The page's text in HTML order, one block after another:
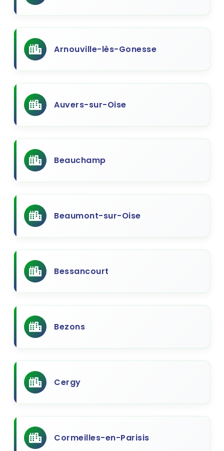
Arnouville-lès-Gonesse
Auvers-sur-Oise
Beauchamp
Beaumont-sur-Oise
Bessancourt
Bezons
Cergy
Cormeilles-en-Parisis